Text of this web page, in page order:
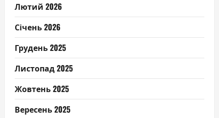
Лютий 2026
Січень 2026
Грудень 2025
Листопад 2025
Жовтень 2025
Вересень 2025